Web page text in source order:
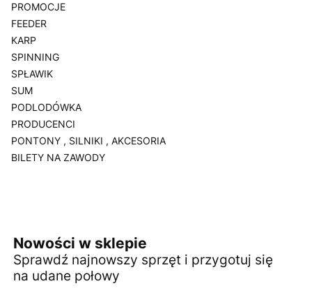
PROMOCJE
FEEDER
KARP
SPINNING
SPŁAWIK
SUM
PODLODÓWKA
PRODUCENCI
PONTONY , SILNIKI , AKCESORIA
BILETY NA ZAWODY
Nowości w sklepie
Sprawdź najnowszy sprzęt i przygotuj się
na udane połowy